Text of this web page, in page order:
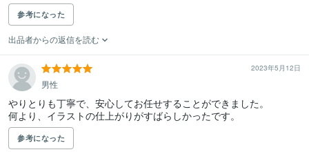
参考になった
出品者からの返信を読む
2023年5月12日
男性
やりとりも丁寧で、安心してお任せすることができました。
何より、イラストの仕上がりがすばらしかったです。
参考になった